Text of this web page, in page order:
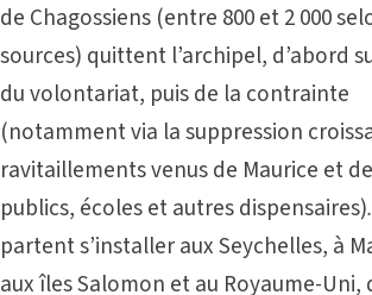
de Chagossiens (entre 800 et 2 000
sources) quittent l’archipel, d’abord
du volontariat, puis de la contrainte
(notamment via la suppression
ravitaillements venus de Maurice et
publics, écoles et autres dispensaires).
partent s’installer aux Seychelles, à
aux îles Salomon et au Royaume-Uni,